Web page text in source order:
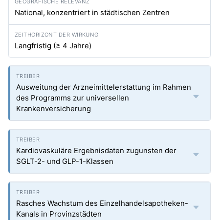
National, konzentriert in städtischen Zentren
Langfristig (≥ 4 Jahre)
Ausweitung der Arzneimittelerstattung im Rahmen
des Programms zur universellen
Krankenversicherung
Kardiovaskuläre Ergebnisdaten zugunsten der
SGLT-2- und GLP-1-Klassen
Rasches Wachstum des Einzelhandelsapotheken-
Kanals in Provinzstädten